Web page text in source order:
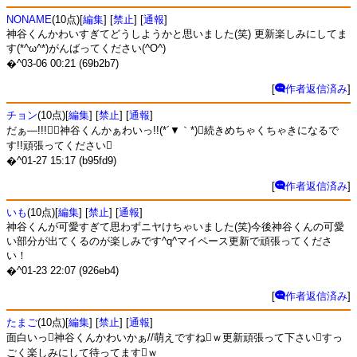
NONAME(10点)[編集] [禁止] [通報]
神谷くんかわいすぎてどうしようかと思いました(笑) 更新楽しみにしてま
す(*^ω^*)がんばってください(^O^)
�^03-06 00:21 (69b2b7)
[ 作者返信済み]
チョン(10点)[編集] [禁止] [通報]
だぁ―!!!神谷くんかぁわいっ!!(*´▼｀*)続きめちゃくちゃきになるで
す!!頑張ってください
�^01-27 15:17 (b95fd9)
[ 作者返信済み]
いも(10点)[編集] [禁止] [通報]
神谷くんが可愛すぎて思わずニヤけちゃいました(笑)今後神谷くんの可愛
い部分が出てくるのが楽しみです^q^マイペース更新で頑張ってくださ
い！
�^01-23 22:07 (926eb4)
[ 作者返信済み]
たまご(10点)[編集] [禁止] [通報]
面白いっ神谷くんかわいかぁ//萌えですねｗ更新頑張って下さいすっ
ごく楽しみにして待ってますｗ